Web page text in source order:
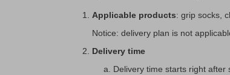
Applicable products: grip socks,
Notice: delivery plan is not
Delivery time
Delivery time starts right after